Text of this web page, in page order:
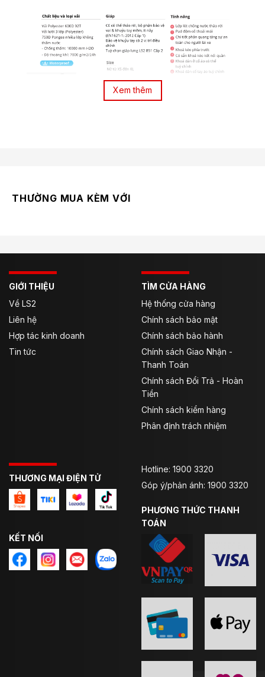
ráo trước những cơn mưa phùn.
Xem thêm
THƯỜNG MUA KÈM VỚI
GIỚI THIỆU
Về LS2
Liên hệ
Hợp tác kinh doanh
Tin tức
TÌM CỬA HÀNG
Hệ thống cửa hàng
Chính sách bảo mật
Chính sách bảo hành
Chính sách Giao Nhận -
Thanh Toán
Chính sách Đổi Trả - Hoàn
Tiền
Chính sách kiểm hàng
Phân định trách nhiệm
THƯƠNG MẠI ĐIỆN TỬ
KẾT NỐI
Hotline: 1900 3320
Góp ý/phản ánh: 1900 3320
PHƯƠNG THỨC THANH
TOÁN